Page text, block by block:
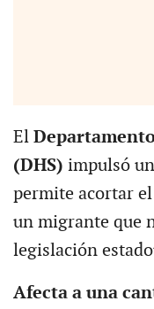
El
(DHS) impulsó
permite acortar
un migrante que
legislación
Afecta a una